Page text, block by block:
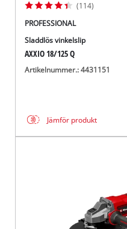
(114)
PROFESSIONAL
Sladdlös vinkelslip
AXXIO 18/125 Q
Artikelnummer.: 4431151
Jämför produkt